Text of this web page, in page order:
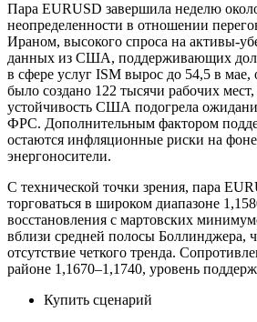
Пара EURUSD завершила неделю
неопределенности в отношении
Ираном, высокого спроса на активы-
данных из США, поддерживающих
в сфере услуг ISM вырос до 54,5 в мае,
было создано 122 тысячи рабочих
устойчивость США подогрела
ФРС. Дополнительным фактором
остаются инфляционные риски на
энергоносители.
С технической точки зрения, пара
торговаться в широком диапазоне
восстановления с мартовских
вблизи средней полосы Боллинджера,
отсутствие четкого тренда.
районе 1,1670–1,1740, уровень
Купить сценарий